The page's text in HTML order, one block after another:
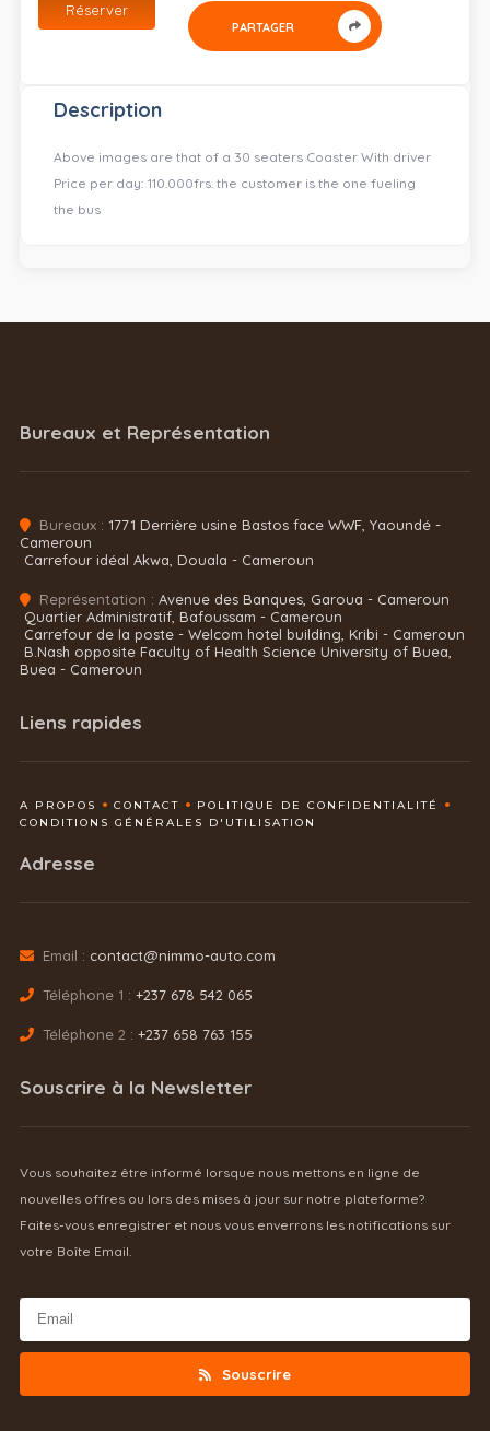
Réserver
PARTAGER
Description
Above images are that of a 30 seaters Coaster With driver
Price per day: 110.000frs. the customer is the one fueling
the bus
Bureaux et Représentation
Bureaux : 1771 Derrière usine Bastos face WWF, Yaoundé -
Cameroun
Carrefour idéal Akwa, Douala - Cameroun
Représentation : Avenue des Banques, Garoua - Cameroun
Quartier Administratif, Bafoussam - Cameroun
Carrefour de la poste - Welcom hotel building, Kribi - Cameroun
B.Nash opposite Faculty of Health Science University of Buea,
Buea - Cameroun
Liens rapides
A PROPOS CONTACT
POLITIQUE DE CONFIDENTIALITÉ
CONDITIONS GÉNÉRALES D'UTILISATION
Adresse
Email : contact@nimmo-auto.com
Téléphone 1 : +237 678 542 065
Téléphone 2 : +237 658 763 155
Souscrire à la Newsletter
Vous souhaitez être informé lorsque nous mettons en ligne de
nouvelles offres ou lors des mises à jour sur notre plateforme?
Faites-vous enregistrer et nous vous enverrons les notifications sur
votre Boîte Email.
Souscrire